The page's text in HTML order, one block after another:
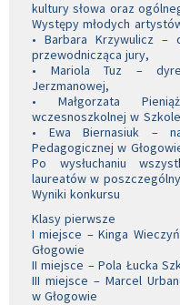
kultury słowa oraz
Występy młodych
• Barbara Krzywulicz –
przewodnicząca jury,
• Mariola Tuz –
Jerzmanowej,
• Małgorzata
wczesnoszkolnej w
• Ewa Biernasiuk –
Pedagogicznej w
Po wysłuchaniu
laureatów w
Wyniki konkursu
Klasy pierwsze
I miejsce – Kinga
Głogowie
II miejsce – Pola Łucka
III miejsce – Marcel
w Głogowie